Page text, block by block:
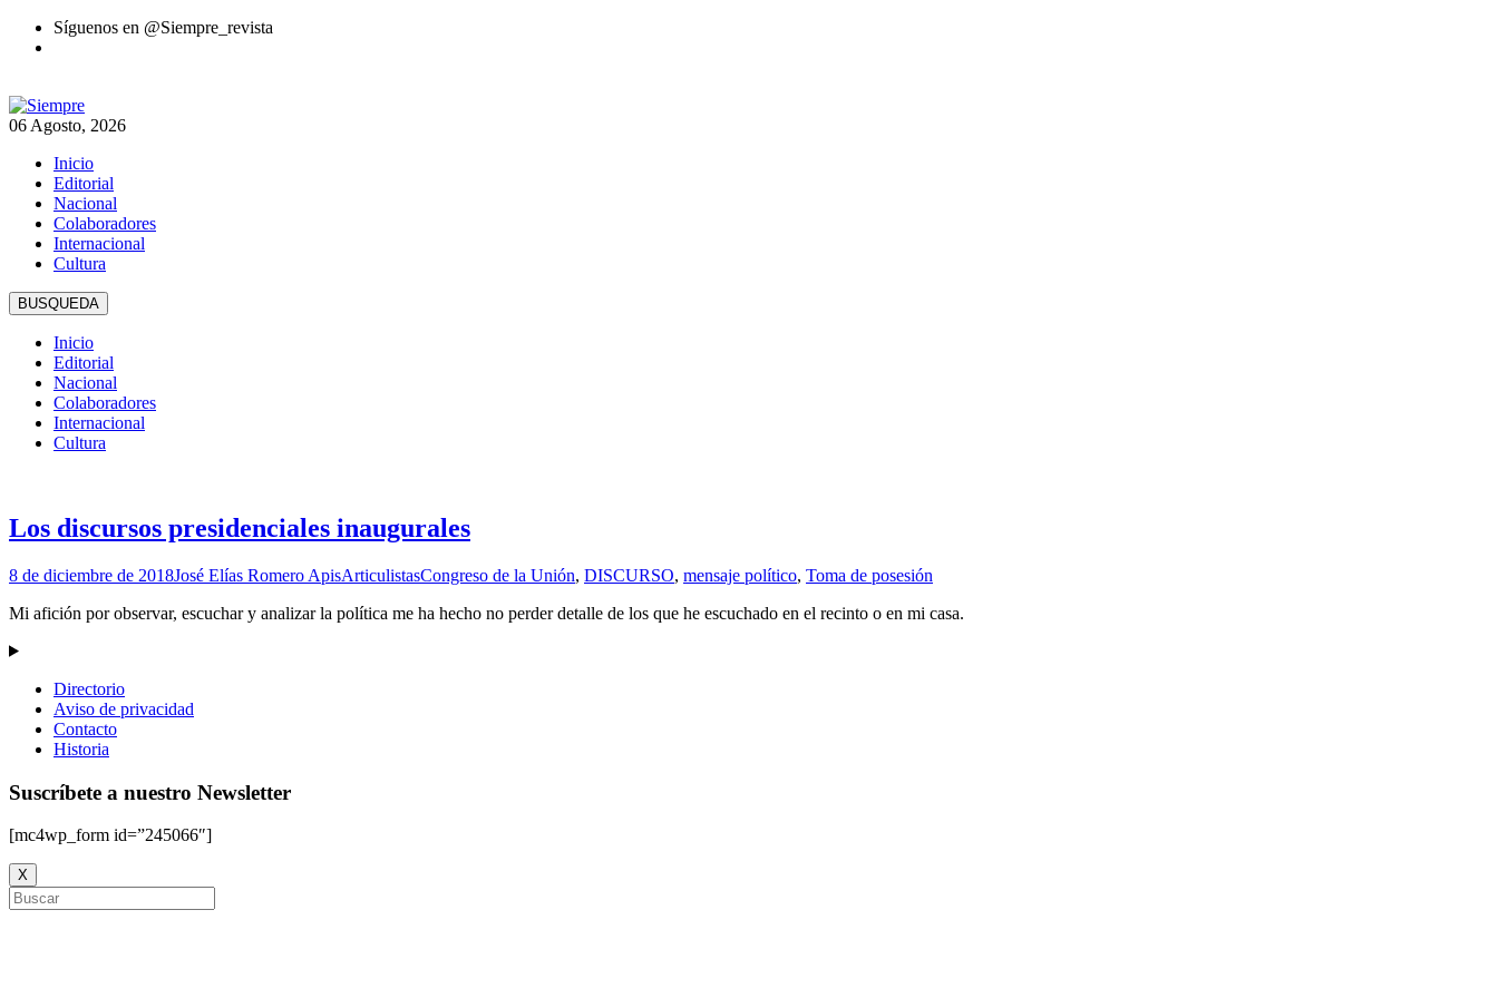
Síguenos en @Siempre_revista
06 Agosto, 2026
Inicio
Editorial
Nacional
Colaboradores
Internacional
Cultura
Inicio
Editorial
Nacional
Colaboradores
Internacional
Cultura
Los discursos presidenciales inaugurales
8 de diciembre de 2018José Elías Romero ApisArticulistasCongreso de la Unión, DISCURSO, mensaje político, Toma de posesión
Mi afición por observar, escuchar y analizar la política me ha hecho no perder detalle de los que he escuchado en el recinto o en mi casa.
Directorio
Aviso de privacidad
Contacto
Historia
Suscríbete a nuestro Newsletter
[mc4wp_form id=”245066″]
X